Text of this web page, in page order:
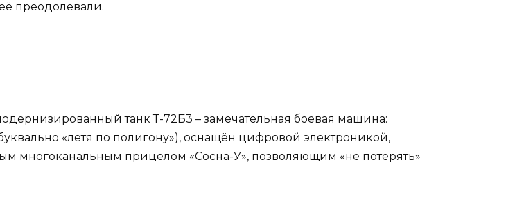
преодолевали.
танк Т-72Б3 – замечательная боевая машина:
«летя по полигону»), оснащён цифровой электроникой,
многоканальным прицелом «Сосна-У», позволяющим «не потерять»